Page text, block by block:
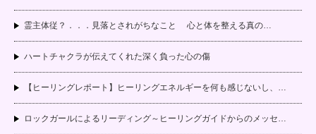
霊主体従？．．．見落とされがちなこと 心と体を整える真の…
ハートチャクラが伝えてくれた深く負った心の傷
【ヒーリングレポート】ヒーリングエネルギーを何も感じないし、…
ロックガールによるリーディング～ヒーリングガイドからのメッセ…